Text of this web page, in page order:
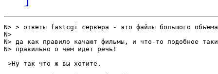
N> > ответы fastcgi сервера - это файлы большого
N>
N> да как правило качают фильмы, и что-то подобное
N> правильно о чем идет речь!
>Ну так что ж вы хотите.